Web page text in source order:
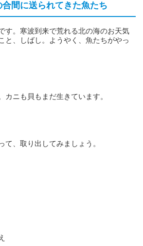
間に送られてきた魚たち
す。寒波到来で荒れる北の海のお天気
と、しばし。ようやく、魚たちがやっ
カニも貝もまだ生きています。
て、取り出してみましょう。